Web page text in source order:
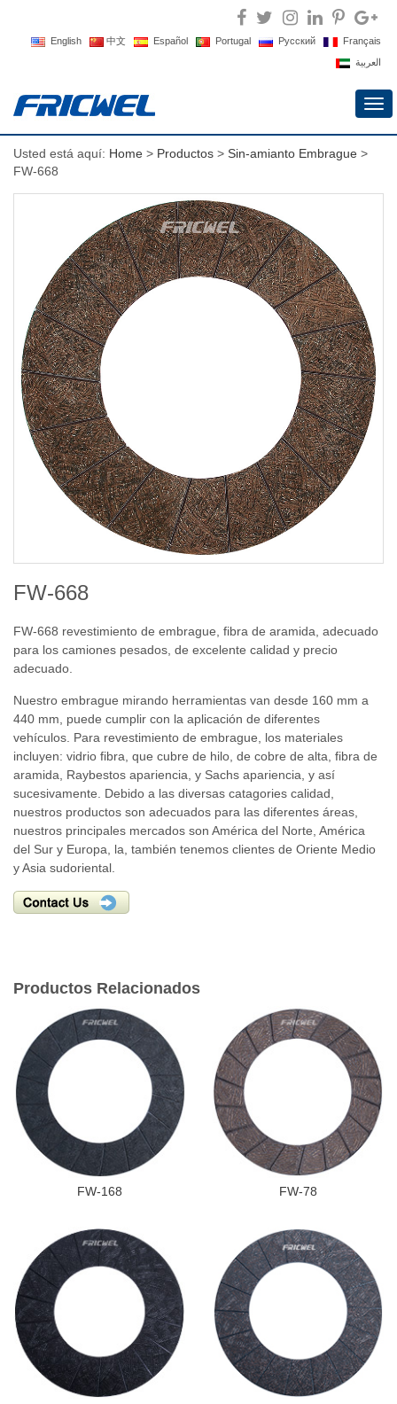
English 中文 Español Portugal Русский
Français
العربية
Usted está aquí: Home > Productos > Sin-amianto Embrague >
FW-668
FW-668
FW-668 revestimiento de embrague, fibra de aramida, adecuado
para los camiones pesados, de excelente calidad y precio
adecuado.
Nuestro embrague mirando herramientas van desde 160 mm a
440 mm, puede cumplir con la aplicación de diferentes
vehículos. Para revestimiento de embrague, los materiales
incluyen: vidrio fibra, que cubre de hilo, de cobre de alta, fibra de
aramida, Raybestos apariencia, y Sachs apariencia, y así
sucesivamente. Debido a las diversas catagories calidad,
nuestros productos son adecuados para las diferentes áreas,
nuestros principales mercados son América del Norte, América
del Sur y Europa, la, también tenemos clientes de Oriente Medio
y Asia sudoriental.
Productos Relacionados
FW-168 FW-78